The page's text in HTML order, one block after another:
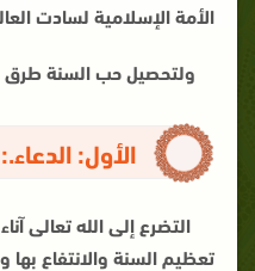
الأمة الإسلامية لسادت
ولتحصيل حب السنة طرق
الأول: الدعاء.:
التضرع إلى الله تعالى
تعظيم السنة والانتفاع